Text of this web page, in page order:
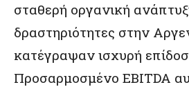
σταθερή οργανική
δραστηριότητες στην
κατέγραψαν ισχυρή
Προσαρμοσμένο EBITDA